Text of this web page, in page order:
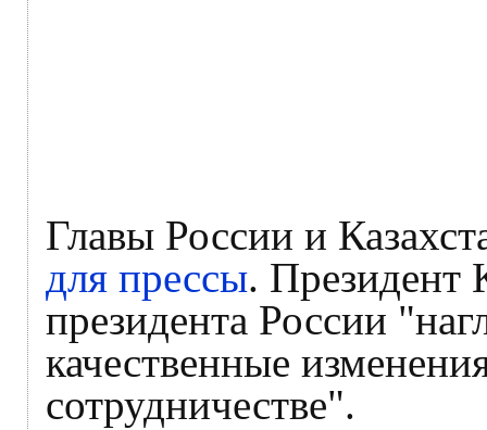
Главы России и
для прессы. Президент
президента России
качественные
сотрудничестве".